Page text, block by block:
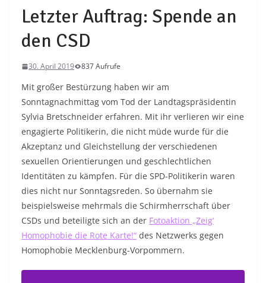
Letzter Auftrag: Spende an
den CSD
30. April 2019 837 Aufrufe
Mit großer Bestürzung haben wir am
Sonntagnachmittag vom Tod der Landtagspräsidentin
Sylvia Bretschneider erfahren. Mit ihr verlieren wir eine
engagierte Politikerin, die nicht müde wurde für die
Akzeptanz und Gleichstellung der verschiedenen
sexuellen Orientierungen und geschlechtlichen
Identitäten zu kämpfen. Für die SPD-Politikerin waren
dies nicht nur Sonntagsreden. So übernahm sie
beispielsweise mehrmals die Schirmherrschaft über
CSDs und beteiligte sich an der Fotoaktion „Zeig‘
Homophobie die Rote Karte!“ des Netzwerks gegen
Homophobie Mecklenburg-Vorpommern.